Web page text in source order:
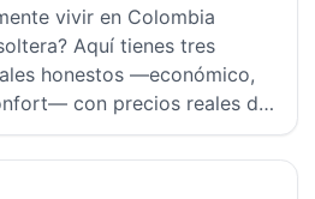
vivir en Colombia
Aquí tienes tres
honestos —económico,
con precios reales de